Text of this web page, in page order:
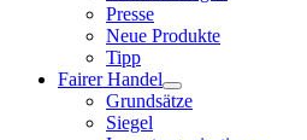
Presse
Neue Produkte
Tipp
Fairer Handel
Grundsätze
Siegel